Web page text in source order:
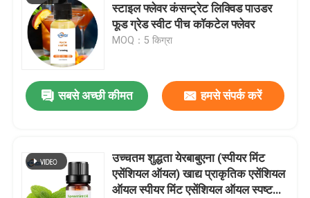
स्टाइल फ्लेवर कंसन्ट्रेट लिक्विड पाउडर
फूड ग्रेड स्वीट पीच कॉकटेल फ्लेवर
MOQ：5 किग्रा
सबसे अच्छी कीमत हमसे संपर्क करें
उच्चतम शुद्धता येरबाबुएना (स्पीयर मिंट
एसेंशियल ऑयल) खाद्य प्राकृतिक एसेंशियल
ऑयल स्पीयर मिंट एसेंशियल ऑयल स्पष्ट